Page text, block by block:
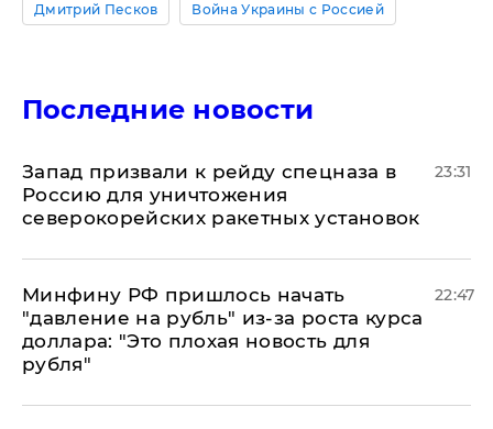
Дмитрий Песков Война Украины с Россией
Последние новости
Запад призвали к рейду спецназа в
Россию для уничтожения
северокорейских ракетных установок
23:31
Минфину РФ пришлось начать
"давление на рубль" из-за роста курса
доллара: "Это плохая новость для
рубля"
22:47